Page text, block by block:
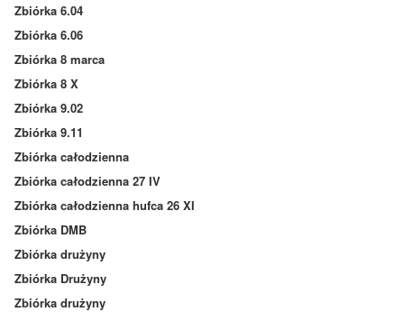
Zbiórka 6.04
Zbiórka 6.06
Zbiórka 8 marca
Zbiórka 8 X
Zbiórka 9.02
Zbiórka 9.11
Zbiórka całodzienna
Zbiórka całodzienna 27 IV
Zbiórka całodzienna hufca 26 XI
Zbiórka DMB
Zbiórka drużyny
Zbiórka Drużyny
Zbiórka drużyny